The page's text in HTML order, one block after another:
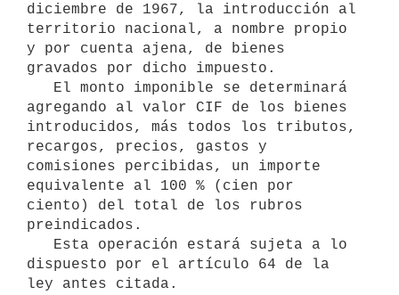
diciembre de 1967, la introducción al
territorio nacional, a nombre propio
y por cuenta ajena, de bienes
gravados por dicho impuesto.
agregando al valor CIF de los bienes
introducidos, más todos los tributos,
recargos, precios, gastos y
comisiones percibidas, un importe
equivalente al 100 % (cien por
ciento) del total de los rubros
preindicados.
dispuesto por el artículo 64 de la
ley antes citada.